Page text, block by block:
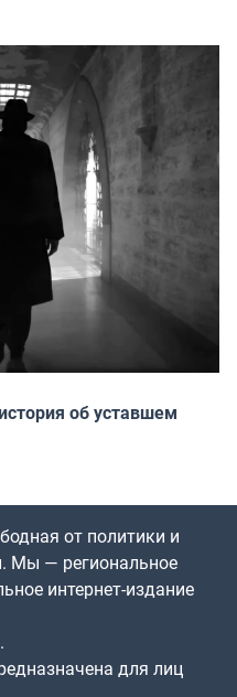
об уставшем
от политики и
Мы — региональное
интернет-издание
для лиц